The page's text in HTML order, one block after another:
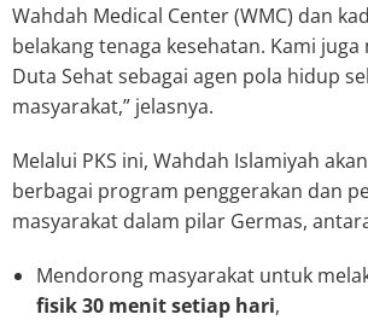
Wahdah Medical Center (WMC) dan
belakang tenaga kesehatan. Kami
Duta Sehat sebagai agen pola hidup
masyarakat,” jelasnya.
Melalui PKS ini, Wahdah Islamiyah
berbagai program penggerakan dan
masyarakat dalam pilar Germas,
Mendorong masyarakat untuk
fisik 30 menit setiap hari,